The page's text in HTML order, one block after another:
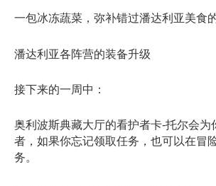
一包冰冻蔬菜，弥补错过潘达利亚美食
潘达利亚各阵营的装备升级
接下来的一周中：
奥利波斯典藏大厅的看护者卡-托尔会为
者，如果你忘记领取任务，也可以在冒
务。